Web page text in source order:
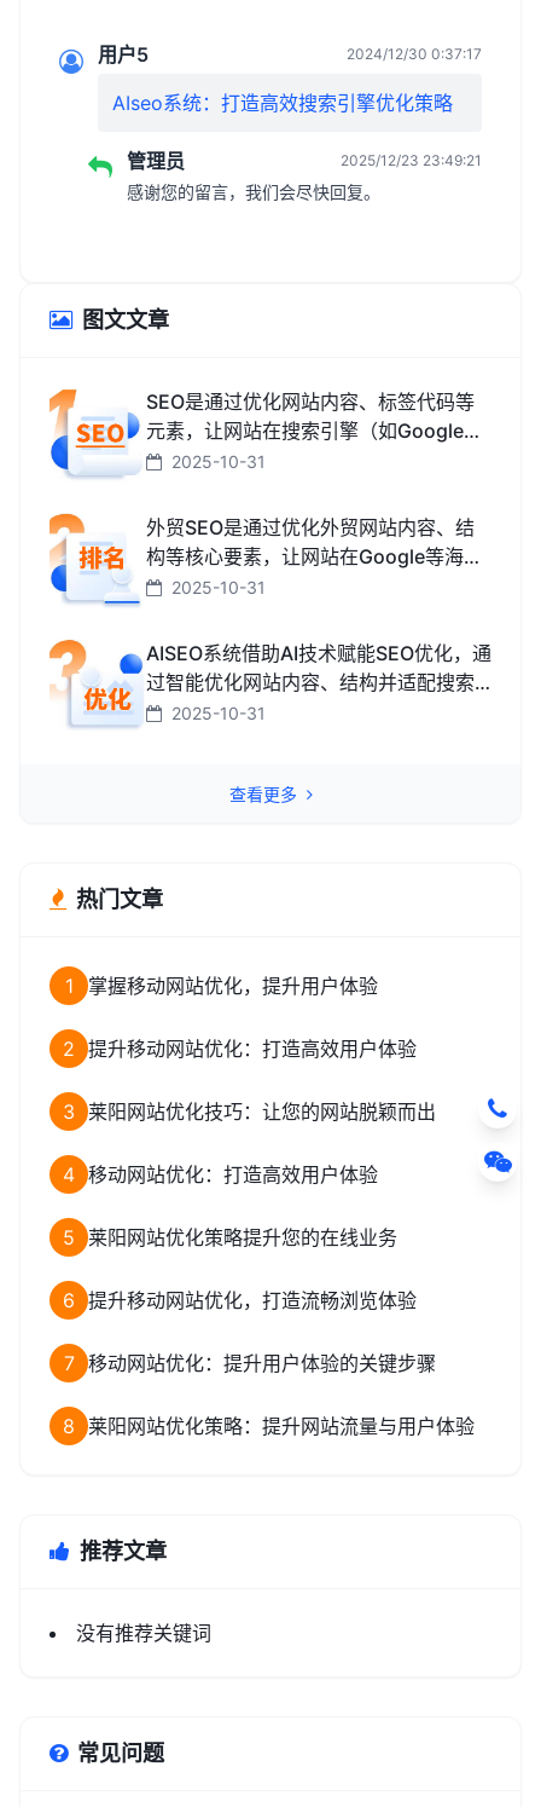
用户5 2024/12/30 0:37:17
AIseo系统：打造高效搜索引擎优化策略
管理员 2025/12/23 23:49:21
感谢您的留言，我们会尽快回复。
图文文章
SEO是通过优化网站内容、标签代码等
元素，让网站在搜索引擎（如Google、
百度、搜狗、必应）中排名更靠前，从
2025-10-31
外贸SEO是通过优化外贸网站内容、结
构等核心要素，让网站在Google等海外
搜索引擎中排名靠前，获取海外精准流
2025-10-31
AISEO系统借助AI技术赋能SEO优化，通
过智能优化网站内容、结构并适配搜索
引擎规则，助力网站快速提升排名，从
2025-10-31
查看更多
热门文章
1 掌握移动网站优化，提升用户体验
2 提升移动网站优化：打造高效用户体验
3 莱阳网站优化技巧：让您的网站脱颖而出
4 移动网站优化：打造高效用户体验
5 莱阳网站优化策略提升您的在线业务
6 提升移动网站优化，打造流畅浏览体验
7 移动网站优化：提升用户体验的关键步骤
8 莱阳网站优化策略：提升网站流量与用户体验
推荐文章
没有推荐关键词
常见问题